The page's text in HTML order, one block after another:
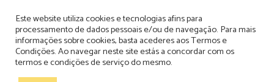
in
a
new
in
a
new
tab
in
a
new
in
a
new
TERMOS, CONDIÇÕES & POLÍTICA DE PRIVACIDADE
ESTATUTO EDITORIAL
POLÍTICA DE PUBLICIDADE E ANÚNCIOS
Este website utiliza cookies e tecnologias afins para
processamento de dados pessoais e/ou de navegação. Para mais
informações sobre cookies, basta acederes aosTermos e
Condições. Ao navegar neste site estás a concordar com os
termos e condições de serviço do mesmo.